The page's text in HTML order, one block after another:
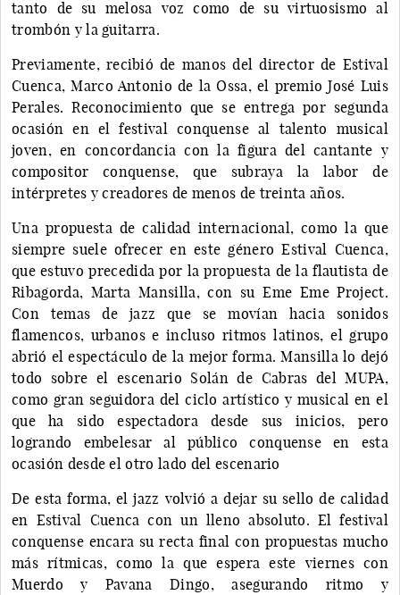
tanto de su melosa voz como de su virtuosismo al
trombón y la guitarra.
Previamente, recibió de manos del director de Estival
Cuenca, Marco Antonio de la Ossa, el premio José Luis
Perales. Reconocimiento que se entrega por segunda
ocasión en el festival conquense al talento musical
joven, en concordancia con la figura del cantante y
compositor conquense, que subraya la labor de
intérpretes y creadores de menos de treinta años.
Una propuesta de calidad internacional, como la que
siempre suele ofrecer en este género Estival Cuenca,
que estuvo precedida por la propuesta de la flautista de
Ribagorda, Marta Mansilla, con su Eme Eme Project.
Con temas de jazz que se movían hacia sonidos
flamencos, urbanos e incluso ritmos latinos, el grupo
abrió el espectáculo de la mejor forma. Mansilla lo dejó
todo sobre el escenario Solán de Cabras del MUPA,
como gran seguidora del ciclo artístico y musical en el
que ha sido espectadora desde sus inicios, pero
logrando embelesar al público conquense en esta
ocasión desde el otro lado del escenario
De esta forma, el jazz volvió a dejar su sello de calidad
en Estival Cuenca con un lleno absoluto. El festival
conquense encara su recta final con propuestas mucho
más rítmicas, como la que espera este viernes con
Muerdo y Pavana Dingo, asegurando ritmo y